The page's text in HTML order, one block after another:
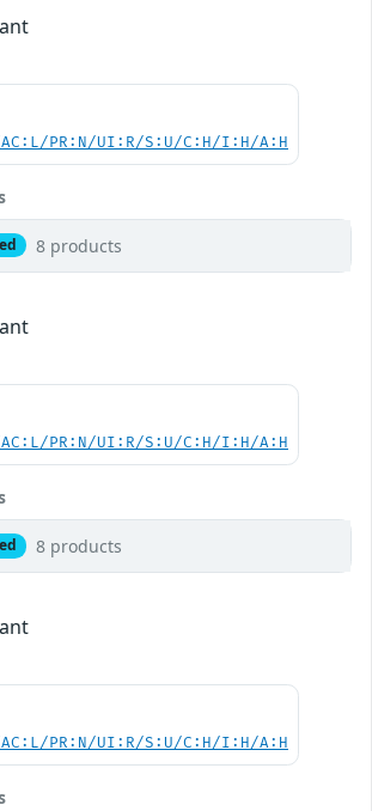
AC:L/PR:N/UI:R/S:U/C:H/I:H/A:H
8 products
AC:L/PR:N/UI:R/S:U/C:H/I:H/A:H
8 products
AC:L/PR:N/UI:R/S:U/C:H/I:H/A:H